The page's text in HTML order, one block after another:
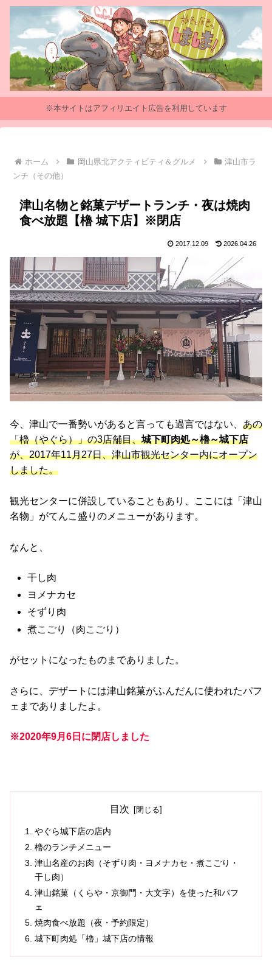
※本サイトはアフィリエイト広告を利用しています
ホーム 岡山県北アクティビティ＆グルメ
津山市ラ
ンチ（その他）
津山名物と銘菓デザートランチ・夜は焼肉
食べ放題【櫓 城下店】※閉店
2017.12.09 2026.04.26
今、津山で一番勢いがあると言っても過言ではない、 あの
「櫓（やぐら）」の3店舗目、城下町肉処～櫓～城下店
が、2017年11月27日、津山市観光センター内にオープン
しました。
観光センターに併設していることもあり、ここには「津山
名物」がてんこ盛りのメニューがあります。
なんと、
干し肉
ヨメナカセ
そずり肉
煮こごり（肉こごり）
がセットになったものまでありました。
さらに、デザートには津山銘菓がふんだんに使われたパフ
ェまでありましたよ。
※2020年9月6日に閉店しました
目次
やぐら城下店の店内
櫓のランチメニュー
津山名産のお肉（そずり肉・ヨメナカセ・煮こごり・
干し肉）
津山銘菓（くらや・京御門・大文字）を使った和パフ
ェ
焼肉食べ放題（夜・予約限定）
城下町肉処「櫓」城下店の情報